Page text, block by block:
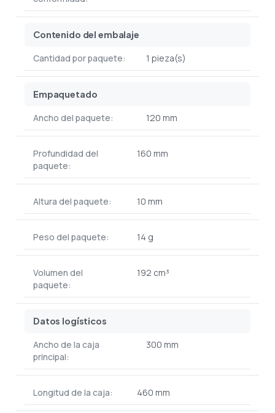
Contenido del embalaje
Cantidad por paquete: 1 pieza(s)
Empaquetado
Ancho del paquete: 120 mm
Profundidad del
paquete:
160 mm
Altura del paquete: 10 mm
Peso del paquete: 14 g
Volumen del
paquete:
192 cm³
Datos logísticos
Ancho de la caja
principal:
300 mm
Longitud de la caja: 460 mm